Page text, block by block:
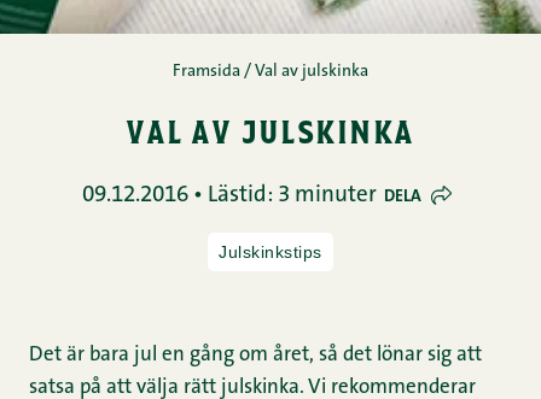
Framsida / Val av julskinka
val av julskinka
09.12.2016 • Lästid: 3 minuter DELA
Julskinkstips
Det är bara jul en gång om året, så det lönar sig att
satsa på att välja rätt julskinka. Vi rekommenderar